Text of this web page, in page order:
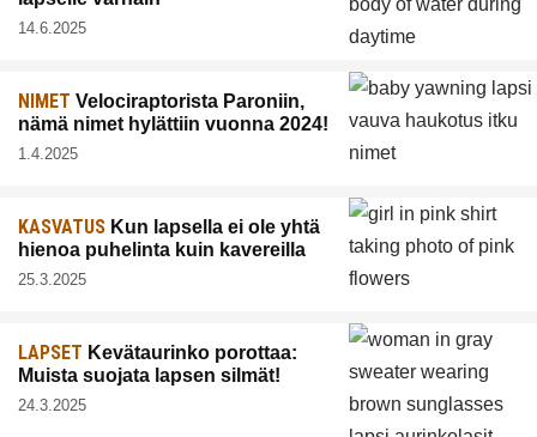
14.6.2025
NIMET Velociraptorista Paroniin,
nämä nimet hylättiin vuonna 2024!
1.4.2025
KASVATUS Kun lapsella ei ole yhtä
hienoa puhelinta kuin kavereilla
25.3.2025
LAPSET Kevätaurinko porottaa:
Muista suojata lapsen silmät!
24.3.2025